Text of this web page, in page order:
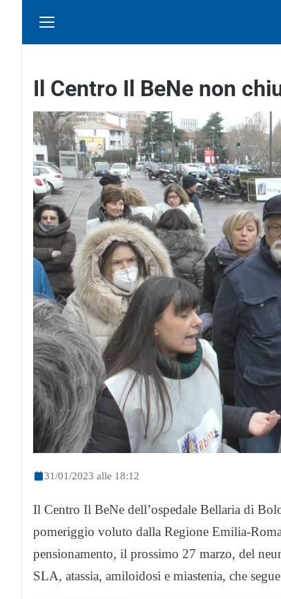
Il Centro Il BeNe non
31/01/2023 alle 18:12
Il Centro Il BeNe dell’ospedale Bellaria di
pomeriggio voluto dalla Regione Emilia-
pensionamento, il prossimo 27 marzo, del
SLA, atassia, amiloidosi e miastenia, che